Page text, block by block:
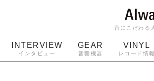
音にこだわる
INTERVIEW
インタビュー
GEAR
音響機器
VINYL
レコード情報